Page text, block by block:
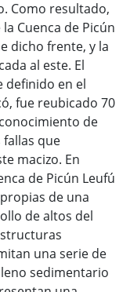
Como resultado,
Cuenca de Picún
dicho frente, y la
al este. El
definido en el
fue reubicado 70
de
fallas que
macizo. En
de Picún Leufú
de una
de altos del
una serie de
sedimentario